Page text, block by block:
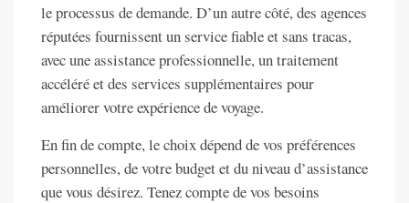
le processus de demande. D’un autre côté, des agences
réputées fournissent un service fiable et sans tracas,
avec une assistance professionnelle, un traitement
accéléré et des services supplémentaires pour
améliorer votre expérience de voyage.
En fin de compte, le choix dépend de vos préférences
personnelles, de votre budget et du niveau d’assistance
que vous désirez. Tenez compte de vos besoins